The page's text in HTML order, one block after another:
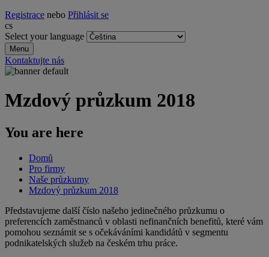
Registrace nebo Přihlásit se
cs
Select your language
Menu
Kontaktujte nás
Mzdový průzkum 2018
You are here
Domů
Pro firmy
Naše průzkumy
Mzdový průzkum 2018
Představujeme další číslo našeho jedinečného průzkumu o
preferencích zaměstnanců v oblasti nefinančních benefitů, které vám
pomohou seznámit se s očekáváními kandidátů v segmentu
podnikatelských služeb na českém trhu práce.